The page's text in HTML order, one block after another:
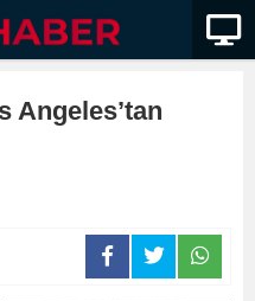
Angeles’tan